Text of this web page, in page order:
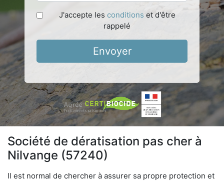
J'accepte les conditions et d'être
rappelé
Envoyer
Société de dératisation pas cher à
Nilvange (57240)
Il est normal de chercher à assurer sa propre protection et